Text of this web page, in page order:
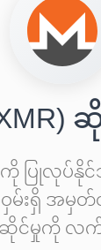
ကို ပြုလု
ဝှမ်းရှိ
င်မှုကို လ